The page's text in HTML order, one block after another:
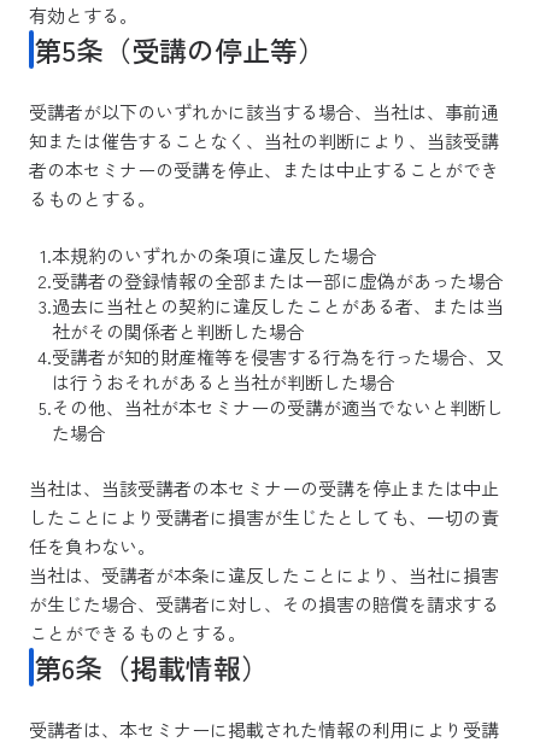
有効とする。
第5条（受講の停止等）
受講者が以下のいずれかに該当する場合、当社は、事前通
知または催告することなく、当社の判断により、当該受講
者の本セミナーの受講を停止、または中止することができ
るものとする。
本規約のいずれかの条項に違反した場合
受講者の登録情報の全部または一部に虚偽があった場合
過去に当社との契約に違反したことがある者、または当
社がその関係者と判断した場合
受講者が知的財産権等を侵害する行為を行った場合、又
は行うおそれがあると当社が判断した場合
その他、当社が本セミナーの受講が適当でないと判断し
た場合
当社は、当該受講者の本セミナーの受講を停止または中止
したことにより受講者に損害が生じたとしても、一切の責
任を負わない。
当社は、受講者が本条に違反したことにより、当社に損害
が生じた場合、受講者に対し、その損害の賠償を請求する
ことができるものとする。
第6条（掲載情報）
受講者は、本セミナーに掲載された情報の利用により受講